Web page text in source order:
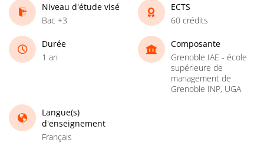
Niveau d'étude visé
Bac +3
ECTS
60 crédits
Durée
1 an
Composante
Grenoble IAE - école
supérieure de
management de
Grenoble INP, UGA
Langue(s)
d'enseignement
Français